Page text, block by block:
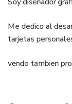
Me dedico al
tarjetas
vendo tambien